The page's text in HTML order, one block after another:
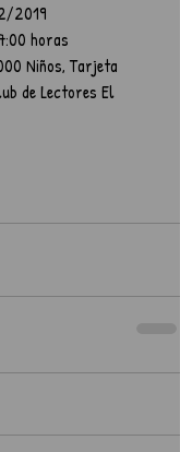
2019
horas
Niños, Tarjeta
de Lectores El